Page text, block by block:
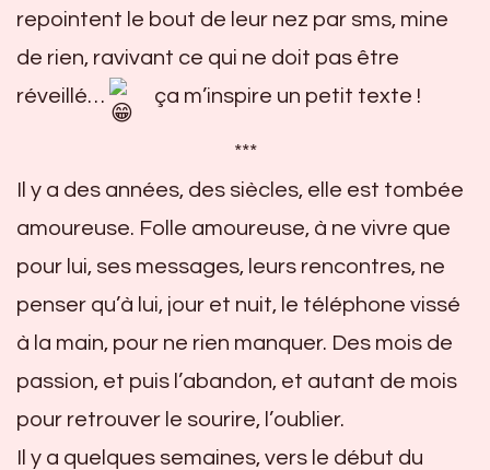
repointent le bout de leur nez par sms, mine
de rien, ravivant ce qui ne doit pas être
réveillé…
ça m’inspire un petit texte !
***
Il y a des années, des siècles, elle est tombée
amoureuse. Folle amoureuse, à ne vivre que
pour lui, ses messages, leurs rencontres, ne
penser qu’à lui, jour et nuit, le téléphone vissé
à la main, pour ne rien manquer. Des mois de
passion, et puis l’abandon, et autant de mois
pour retrouver le sourire, l’oublier.
Il y a quelques semaines, vers le début du